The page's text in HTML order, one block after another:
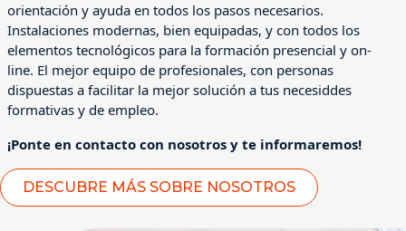
orientación y ayuda en todos los pasos necesarios.
Instalaciones modernas, bien equipadas, y con todos los
elementos tecnológicos para la formación presencial y on-
line. El mejor equipo de profesionales, con personas
dispuestas a facilitar la mejor solución a tus necesiddes
formativas y de empleo.
¡Ponte en contacto con nosotros y te informaremos!
DESCUBRE MÁS SOBRE NOSOTROS